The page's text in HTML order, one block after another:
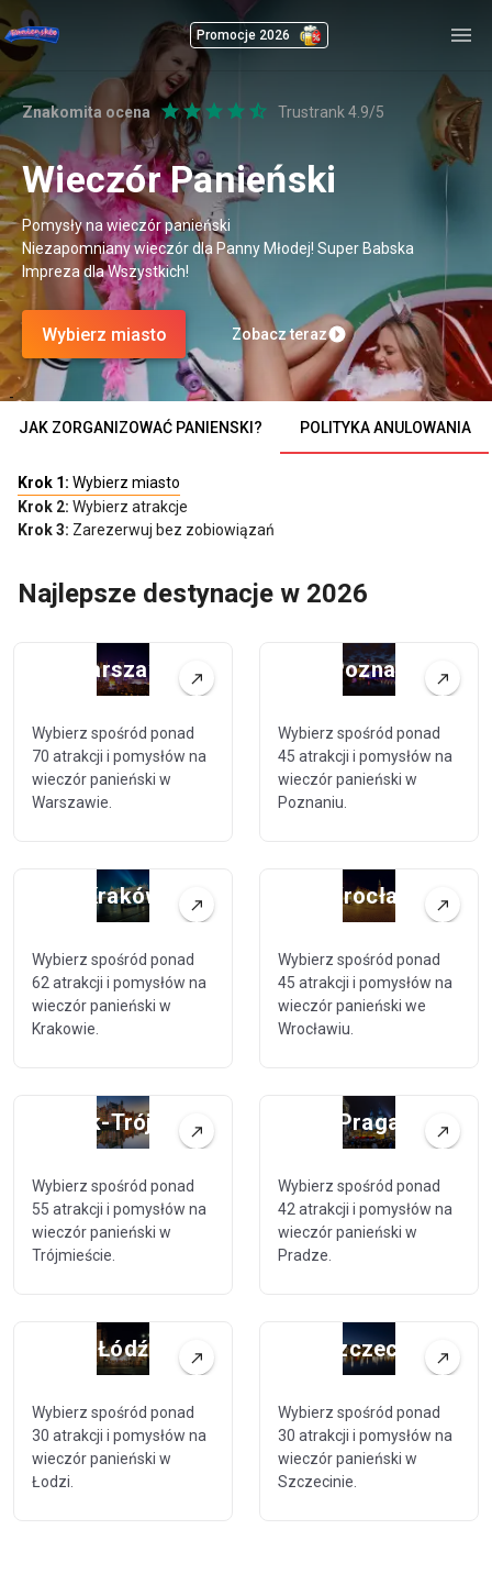
Promocje 2026
Znakomita ocena Trustrank 4.9/5
Wieczór Panieński
Pomysły na wieczór panieński
Niezapomniany wieczór dla Panny Młodej! Super Babska
Impreza dla Wszystkich!
Wybierz miasto Zobacz teraz
-
JAK ZORGANIZOWAĆ PANIENSKI?
POLITYKA ANULOWANIA
Krok 1: Wybierz miasto
Krok 2: Wybierz atrakcje
Krok 3: Zarezerwuj bez zobiowiązań
Najlepsze destynacje w 2026
Warszawa
Wybierz spośród ponad
70 atrakcji i pomysłów na
wieczór panieński w
Warszawie.
Poznań
Wybierz spośród ponad
45 atrakcji i pomysłów na
wieczór panieński w
Poznaniu.
Kraków
Wybierz spośród ponad
62 atrakcji i pomysłów na
wieczór panieński w
Krakowie.
Wrocław
Wybierz spośród ponad
45 atrakcji i pomysłów na
wieczór panieński we
Wrocławiu.
Gdańsk-Trójmiasto
Wybierz spośród ponad
55 atrakcji i pomysłów na
wieczór panieński w
Trójmieście.
Praga
Wybierz spośród ponad
42 atrakcji i pomysłów na
wieczór panieński w
Pradze.
Łódź
Wybierz spośród ponad
30 atrakcji i pomysłów na
wieczór panieński w
Łodzi.
Szczecin
Wybierz spośród ponad
30 atrakcji i pomysłów na
wieczór panieński w
Szczecinie.